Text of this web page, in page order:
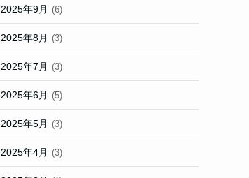
2025年9月 (6)
2025年8月 (3)
2025年7月 (3)
2025年6月 (5)
2025年5月 (3)
2025年4月 (3)